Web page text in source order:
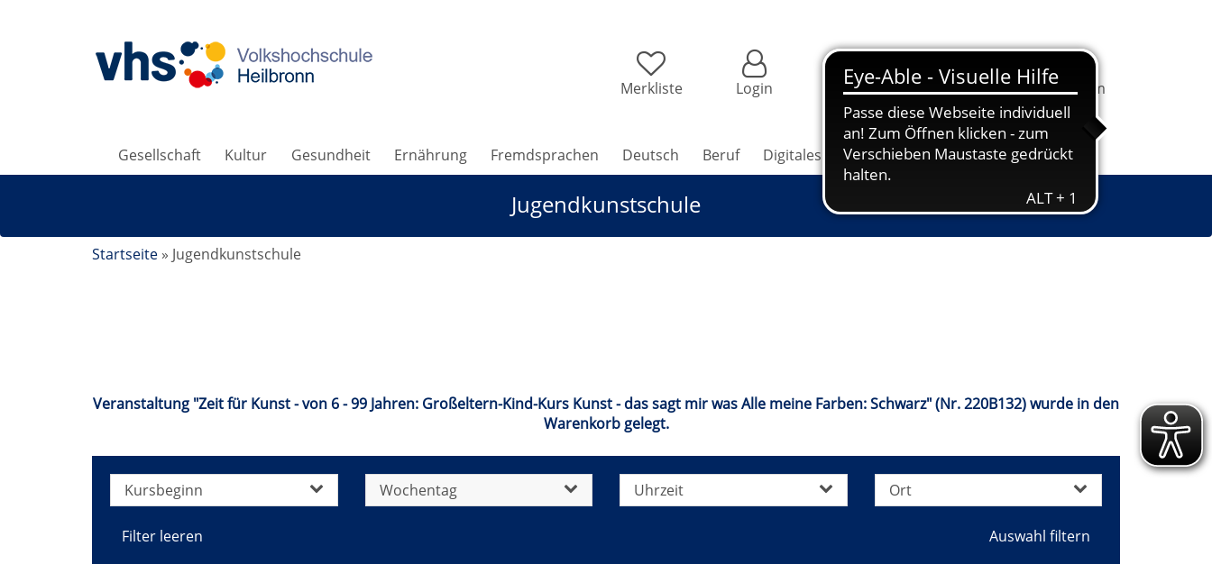
Merkliste Login
1 Ihrem
Warenkorb
befindet
sich
1
Kurs
Information Programm
Gesellschaft Kultur Gesundheit Ernährung Fremdsprachen Deutsch Beruf Digitales Grundbildung Jugendkunstschule
Jugendkunstschule
Startseite » Jugendkunstschule
Veranstaltung "Zeit für Kunst - von 6 - 99 Jahren: Großeltern-Kind-Kurs Kunst - das sagt mir was Alle meine Farben: Schwarz" (Nr. 220B132) wurde in den
Warenkorb gelegt.
Kursbeginn Wochentag Uhrzeit Ort
Filter leeren